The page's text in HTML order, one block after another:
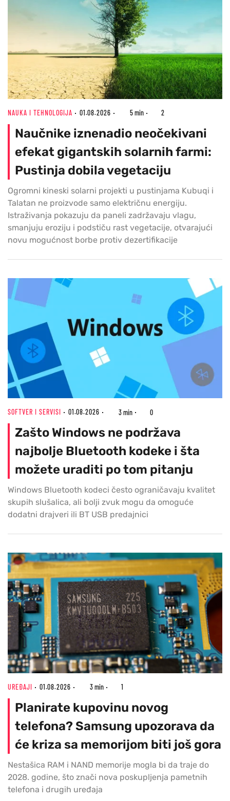
NAUKA I TEHNOLOGIJA 01.08.2026 5 min 2
Naučnike iznenadio neočekivani
efekat gigantskih solarnih farmi:
Pustinja dobila vegetaciju
Ogromni kineski solarni projekti u pustinjama Kubuqi i
Talatan ne proizvode samo električnu energiju.
Istraživanja pokazuju da paneli zadržavaju vlagu,
smanjuju eroziju i podstiču rast vegetacije, otvarajući
novu mogućnost borbe protiv dezertifikacije
SOFTVER I SERVISI 01.08.2026 3 min 0
Zašto Windows ne podržava
najbolje Bluetooth kodeke i šta
možete uraditi po tom pitanju
Windows Bluetooth kodeci često ograničavaju kvalitet
skupih slušalica, ali bolji zvuk mogu da omoguće
dodatni drajveri ili BT USB predajnici
UREĐAJI 01.08.2026 3 min 1
Planirate kupovinu novog
telefona? Samsung upozorava da
će kriza sa memorijom biti još gora
Nestašica RAM i NAND memorije mogla bi da traje do
2028. godine, što znači nova poskupljenja pametnih
telefona i drugih uređaja